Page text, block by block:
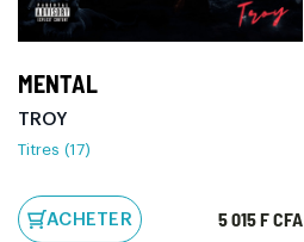
MENTAL
TROY
Titres (17)
ACHETER 5 015 F CFA